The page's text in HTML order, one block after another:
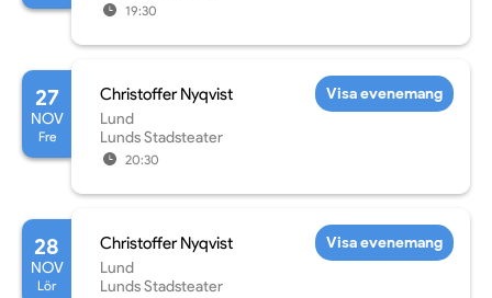
19:30
27
NOV
Fre
Christoffer Nyqvist
Lund
Lunds Stadsteater
20:30
Visa evenemang
28
NOV
Lör
Christoffer Nyqvist
Lund
Lunds Stadsteater
Visa evenemang